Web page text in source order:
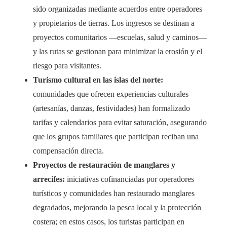
sido organizadas mediante acuerdos entre operadores
y propietarios de tierras. Los ingresos se destinan a
proyectos comunitarios —escuelas, salud y caminos—
y las rutas se gestionan para minimizar la erosión y el
riesgo para visitantes.
Turismo cultural en las islas del norte:
comunidades que ofrecen experiencias culturales
(artesanías, danzas, festividades) han formalizado
tarifas y calendarios para evitar saturación, asegurando
que los grupos familiares que participan reciban una
compensación directa.
Proyectos de restauración de manglares y
arrecifes: iniciativas cofinanciadas por operadores
turísticos y comunidades han restaurado manglares
degradados, mejorando la pesca local y la protección
costera; en estos casos, los turistas participan en